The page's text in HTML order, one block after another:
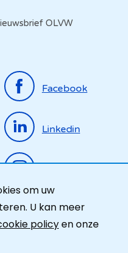
om uw
U kan meer
policyen onze
OLVW
Facebook
Linkedin
Instagram